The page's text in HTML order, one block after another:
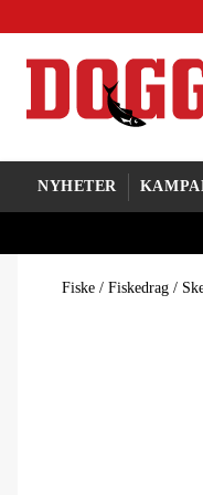
NYHETER
Fiske / Fiskedrag /